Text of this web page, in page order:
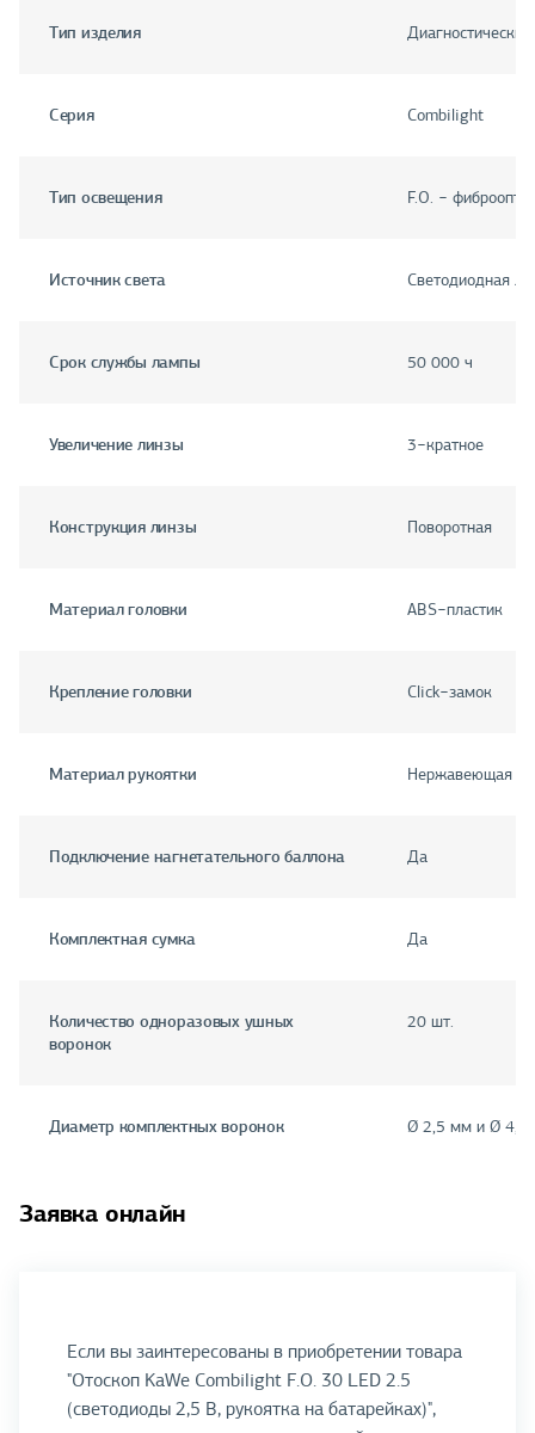
Тип изделия
Серия Combilight
Тип освещения F.O. −
Источник света Светодиодная
Срок службы лампы 50 000 ч
Увеличение линзы 3−кратное
Конструкция линзы Поворотная
Материал головки ABS−пластик
Крепление головки Click−замок
Материал рукоятки Нержавеющая
Подключение нагнетательного баллона Да
Комплектная сумка Да
Количество одноразовых ушных
воронок
20 шт.
Диаметр комплектных воронок Ø 2,5 мм и Ø 4,0
Заявка онлайн
Если вы заинтересованы в приобретении товара
"Отоскоп KaWe Combilight F.O. 30 LED 2.5
(светодиоды 2,5 В, рукоятка на батарейках)",